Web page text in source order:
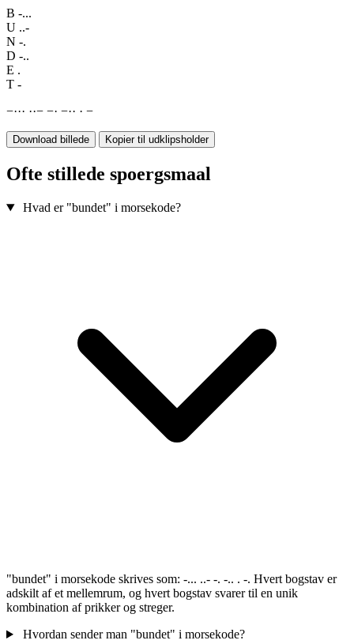
B -...
U ..-
N -.
D -..
E .
T -
−··· ··− −· −·· · −
Download billede Kopier til udklipsholder
Ofte stillede spoergsmaal
Hvad er "bundet" i morsekode?
"bundet" i morsekode skrives som: -... ..- -. -.. . -. Hvert bogstav er
adskilt af et mellemrum, og hvert bogstav svarer til en unik
kombination af prikker og streger.
Hvordan sender man "bundet" i morsekode?